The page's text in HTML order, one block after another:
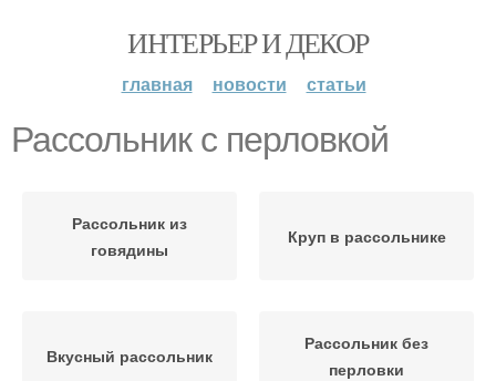
ИНТЕРЬЕР И ДЕКОР
главная новости статьи
Рассольник с перловкой
Рассольник из
говядины
Круп в рассольнике
Вкусный рассольник
Рассольник без
перловки